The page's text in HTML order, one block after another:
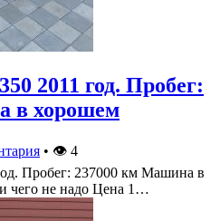
2011 год. Пробег:
в хорошем
• 👁 4
Пробег: 237000 км Машина в
чего не надо Цена 1…